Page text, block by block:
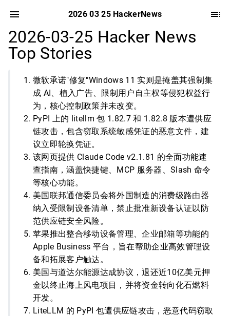
2026 03 25 HackerNews
2026-03-25 Hacker News
Top Stories
微软承诺"修复"Windows 11 实则是掩盖其强制集
成 AI、植入广告、限制用户自主权等侵犯权益行
为，核心控制政策并未改变。
PyPI 上的 litellm 包 1.82.7 和 1.82.8 版本遭供应
链攻击，包含窃取系统敏感凭证的恶意文件，建
议立即轮换凭证。
该网页提供 Claude Code v2.1.81 的全面功能速
查指南，涵盖快捷键、MCP 服务器、Slash 命令
等核心功能。
美国联邦通信委员会将外国制造的消费级路由器
纳入受限制设备清单，禁止批准新设备认证以防
范供应链安全风险。
苹果推出整合移动设备管理、企业邮箱等功能的
Apple Business 平台，旨在帮助企业高效管理设
备和拓展客户触达。
美国与道达尔能源达成协议，退还近10亿美元押
金以终止海上风电项目，并将资金转向化石燃料
开发。
LiteLLM 的 PyPI 包遭供应链攻击，恶意代码窃取